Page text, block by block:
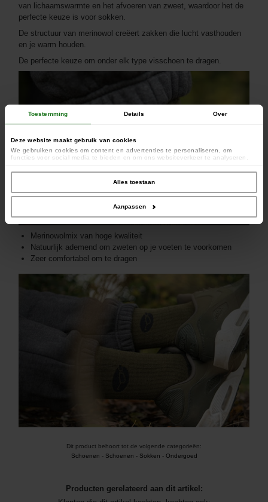
Toestemming Details Over
Deze website maakt gebruik van cookies
We gebruiken cookies om content en advertenties te personaliseren, om
functies voor social media te bieden en om ons websiteverkeer te analyseren.
social media, adverteren en analyse. Deze partners kunnen deze gegevens
combineren met andere informatie die u aan ze heeft verstrekt of die ze hebben
verzameld op basis van uw gebruik van hun services.
Alles toestaan
Aanpassen
van lichaamswarmte en het afvoeren van zweet, waardoor het de
perfecte keuze is voor sokken.
De structuur van merinowol creëert zakken die lucht vasthouden
en je warm houden.
De perfecte keuze om onder elk type visschoen te dragen.
Merinowolmix van hoge kwaliteit
Natuurlijk ademend om zweten op je voeten te voorkomen
Zeer comfortabel om te dragen
Dit product behoort tot de volgende categorieën:
Schoenen - Schoenen - Sokken - Ondergoed
Producten gerelateerd aan dit artikel: